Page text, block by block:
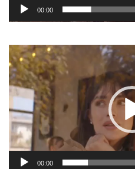
00:00
Video
Player
00:00